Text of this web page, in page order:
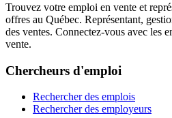
Trouvez votre emploi en vente et
offres au Québec. Représentant,
des ventes. Connectez-vous avec les
vente.
Chercheurs d'emploi
Rechercher des emplois
Rechercher des employeurs